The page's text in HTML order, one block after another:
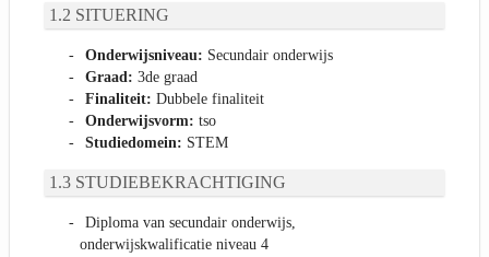
SITUERING
Onderwijsniveau: Secundair onderwijs
Graad: 3de graad
Finaliteit: Dubbele finaliteit
Onderwijsvorm: tso
Studiedomein: STEM
STUDIEBEKRACHTIGING
Diploma van secundair onderwijs,
onderwijskwalificatie niveau 4